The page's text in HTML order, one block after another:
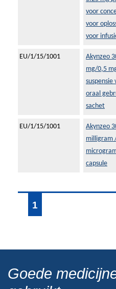
voor
voor
voor
EU/1/15/1001
Akynzeo
mg/0,5
suspensie
oraal
sachet
EU/1/15/1001
Akynzeo
milligram
capsule
1
Goede